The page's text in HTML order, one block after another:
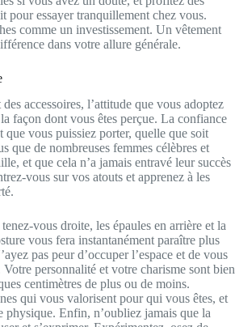
pour essayer tranquillement chez vous.
comme un investissement. Un vêtement
dans votre allure générale.
accessoires, l’attitude que vous adoptez
façon dont vous êtes perçue. La confiance
que vous puissiez porter, quelle que soit
que de nombreuses femmes célèbres et
et que cela n’a jamais entravé leur succès
vous sur vos atouts et apprenez à les
vous droite, les épaules en arrière et la
vous fera instantanément paraître plus
pas peur d’occuper l’espace et de vous
Votre personnalité et votre charisme sont bien
centimètres de plus ou de moins.
qui vous valorisent pour qui vous êtes, et
physique. Enfin, n’oubliez jamais que la